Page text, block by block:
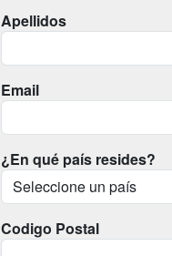
Apellidos
Email
¿En qué país resides?
Codigo Postal